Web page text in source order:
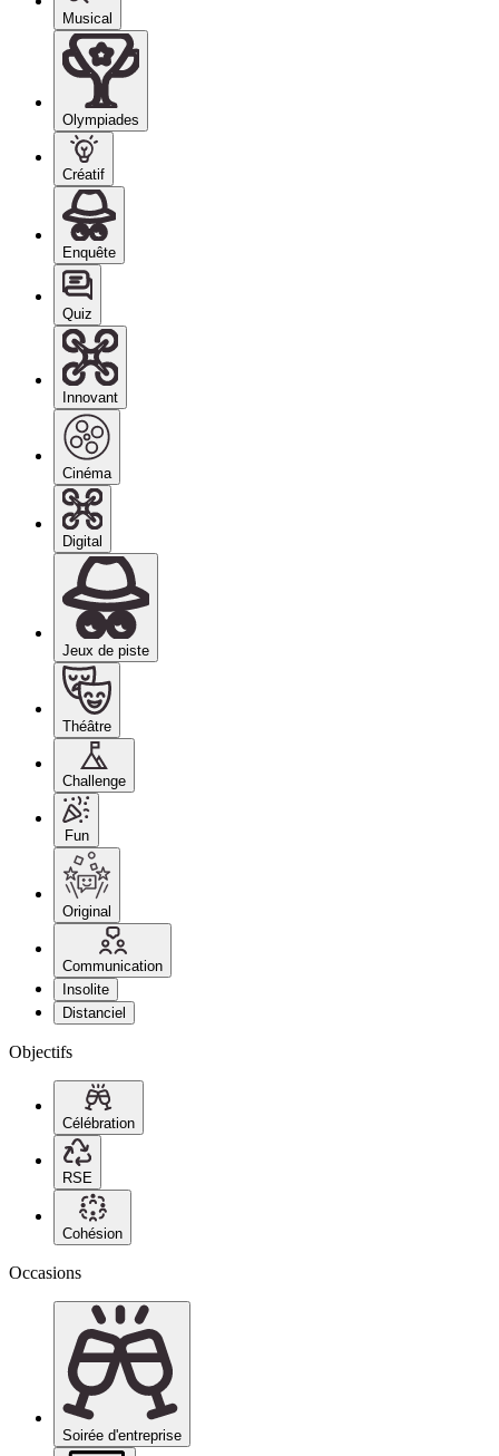
Musical
Olympiades
Créatif
Enquête
Quiz
Innovant
Cinéma
Digital
Jeux de piste
Théâtre
Challenge
Fun
Original
Communication
Insolite
Distanciel
Objectifs
Célébration
RSE
Cohésion
Occasions
Soirée d'entreprise